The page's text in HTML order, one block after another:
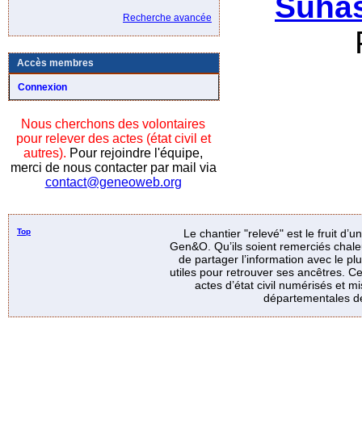
Recherche avancée
Accès membres
Connexion
Nous cherchons des volontaires
pour relever des actes (état civil et
autres). Pour rejoindre l'équipe,
merci de nous contacter par mail via
contact@geneoweb.org
Top
Le chantier "relevé" est le fruit
Gen&O. Qu’ils soient remerciés
de partager l’information avec le
utiles pour retrouver ses ancêtres.
actes d’état civil numérisés et
départementales